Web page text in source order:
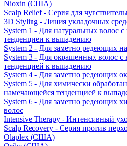
Nioxin (США)
Scalp Relief - Серия для
3D Styling - Линия укладочных
System 1 - Для натуральных волос
тенденцией к выпадению
System 2 - Для заметно редеющих
System 3 - Для окрашенных волос с
тенденцией к выпадению
System 4 - Для заметно редеющих
System 5 - Для химически
намечающейся тенденцией к
System 6 - Для заметно редеющих
волос
Intensive Therapy - Интенсивный
Scalp Recovery - Серия против
Olaplex (США)